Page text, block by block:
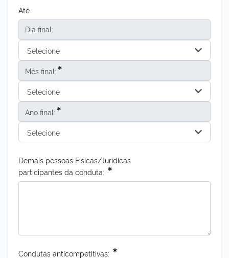
Até
Dia final:
Selecione
Mês final:
Selecione
Ano final:
Selecione
Demais pessoas Físicas/Jurídicas
participantes da conduta:
Condutas anticompetitivas: